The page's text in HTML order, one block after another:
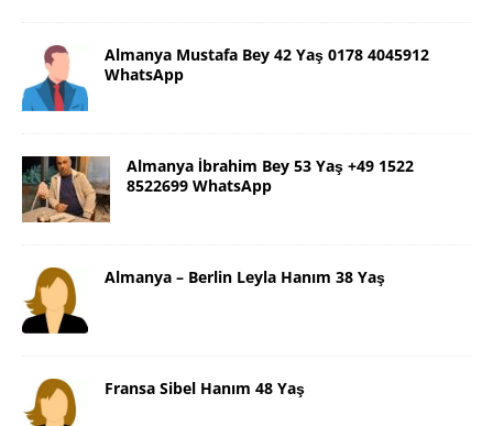
Almanya Mustafa Bey 42 Yaş 0178 4045912
WhatsApp
Almanya İbrahim Bey 53 Yaş +49 1522
8522699 WhatsApp
Almanya – Berlin Leyla Hanım 38 Yaş
Fransa Sibel Hanım 48 Yaş